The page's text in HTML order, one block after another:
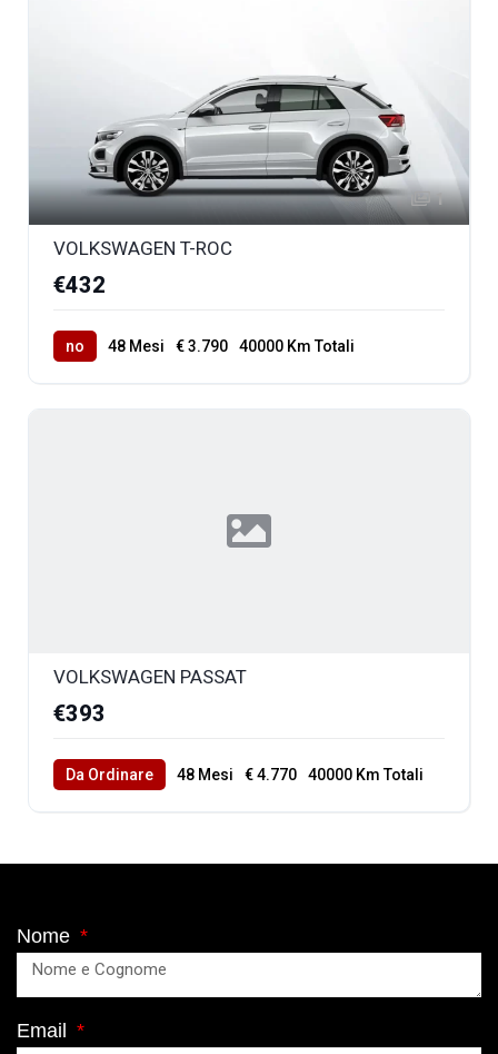
1
VOLKSWAGEN T-ROC
€432
no 48 Mesi € 3.790 40000 Km Totali
VOLKSWAGEN PASSAT
€393
Da Ordinare 48 Mesi € 4.770 40000 Km Totali
Nome
Email